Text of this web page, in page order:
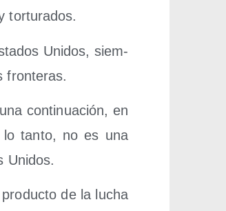
torturados.
Uni­dos, siem­
fronteras.
con­ti­nua­ción, en
lo tan­to, no es una
Unidos.
de la lucha